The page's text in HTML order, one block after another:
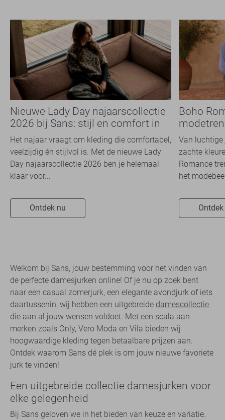
Nieuwe Lady Day najaarscollectie
2026 bij Sans: stijl en comfort in
travelkwaliteit
Het najaar vraagt om kleding die comfortabel,
veelzijdig én stijlvol is. Met de nieuwe Lady
Day najaarscollectie 2026 ben je helemaal
klaar voor...
Ontdek nu
Boho
overal
Van luchtige
zachte
Romance
het
Welkom bij Sans, jouw bestemming voor het vinden van
de perfecte damesjurken online! Of je nu op zoek bent
naar een casual zomerjurk, een elegante avondjurk of iets
daartussenin, wij hebben een uitgebreide damescollectie
die aan al jouw wensen voldoet. Met een scala aan
merken zoals Only, Vero Moda en Vila bieden wij
hoogwaardige kleding tegen betaalbare prijzen aan.
Ontdek waarom Sans dé plek is om jouw nieuwe favoriete
jurk te vinden!
Een uitgebreide collectie damesjurken voor
elke gelegenheid
Bij Sans geloven we in het bieden van keuze en variatie.